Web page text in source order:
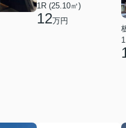
1R (25.10㎡)
12万円